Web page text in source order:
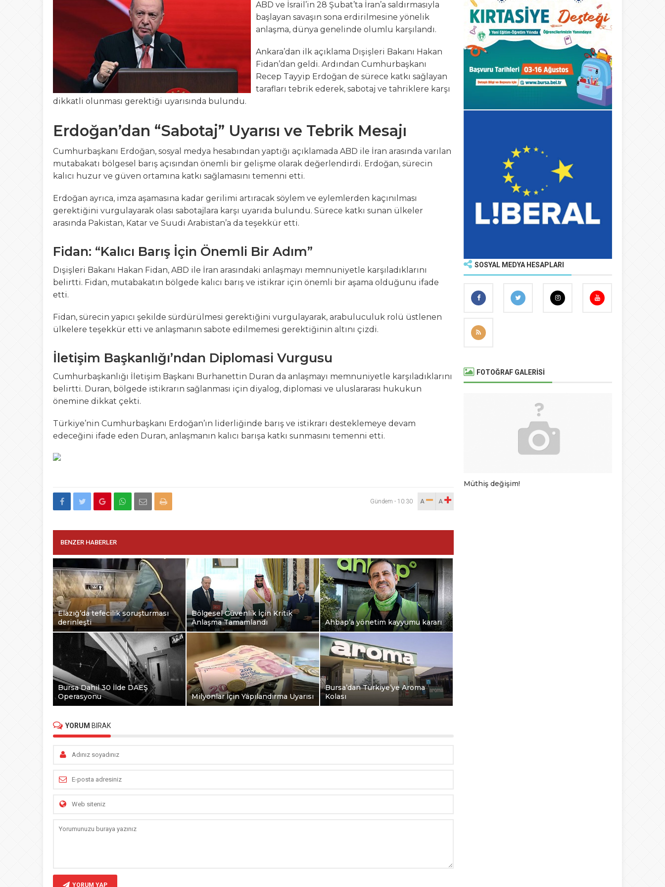
12:20 Bursa Fashion WEEK 9 Uluslararası Moda Günleri için geri sayım başladı
23:41 OKUR GEZER TUR, GEMLİK ÇIKIŞLI KÜLTÜR TURLARINA DEVAM EDİYOR
21:03 Gemlik’ten Gagauzya’ya Uzanan Dostluk Köprüsü
17:35 19 Mayıs Gemlik’te Büyük Coşkuyla Kutlandı
ABD ve İsrail’in 28 Şubat’ta İran’a saldırmasıyla
başlayan savaşın sona erdirilmesine yönelik
anlaşma, dünya genelinde olumlu karşılandı.
Ankara’dan ilk açıklama Dışişleri Bakanı Hakan
Fidan’dan geldi. Ardından Cumhurbaşkanı
Recep Tayyip Erdoğan de sürece katkı sağlayan
tarafları tebrik ederek, sabotaj ve tahriklere karşı
dikkatli olunması gerektiği uyarısında bulundu.
Erdoğan’dan “Sabotaj” Uyarısı ve Tebrik Mesajı
Cumhurbaşkanı Erdoğan, sosyal medya hesabından yaptığı açıklamada ABD ile İran arasında varılan
mutabakatı bölgesel barış açısından önemli bir gelişme olarak değerlendirdi. Erdoğan, sürecin
kalıcı huzur ve güven ortamına katkı sağlamasını temenni etti.
Erdoğan ayrıca, imza aşamasına kadar gerilimi artıracak söylem ve eylemlerden kaçınılması
gerektiğini vurgulayarak olası sabotajlara karşı uyarıda bulundu. Sürece katkı sunan ülkeler
arasında Pakistan, Katar ve Suudi Arabistan’a da teşekkür etti.
Fidan: “Kalıcı Barış İçin Önemli Bir Adım”
Dışişleri Bakanı Hakan Fidan, ABD ile İran arasındaki anlaşmayı memnuniyetle karşıladıklarını
belirtti. Fidan, mutabakatın bölgede kalıcı barış ve istikrar için önemli bir aşama olduğunu ifade
etti.
Fidan, sürecin yapıcı şekilde sürdürülmesi gerektiğini vurgulayarak, arabuluculuk rolü üstlenen
ülkelere teşekkür etti ve anlaşmanın sabote edilmemesi gerektiğinin altını çizdi.
İletişim Başkanlığı’ndan Diplomasi Vurgusu
Cumhurbaşkanlığı İletişim Başkanı Burhanettin Duran da anlaşmayı memnuniyetle karşıladıklarını
belirtti. Duran, bölgede istikrarın sağlanması için diyalog, diplomasi ve uluslararası hukukun
önemine dikkat çekti.
Türkiye’nin Cumhurbaşkanı Erdoğan’ın liderliğinde barış ve istikrarı desteklemeye devam
edeceğini ifade eden Duran, anlaşmanın kalıcı barışa katkı sunmasını temenni etti.
Gündem - 10:30 A
A
BENZER HABERLER
Elazığ’da tefecilik soruşturması
derinleşti
Bölgesel Güvenlik İçin Kritik
Anlaşma Tamamlandı
Ahbap’a yönetim kayyumu kararı
Bursa Dahil 30 İlde DAEŞ
Operasyonu
Milyonlar İçin Yapılandırma Uyarısı
Bursa’dan Türkiye’ye Aroma
Kolası
YORUM BIRAK
YORUM YAP
SOSYAL MEDYA HESAPLARI
FOTOĞRAF GALERİSİ
Müthiş değişim!